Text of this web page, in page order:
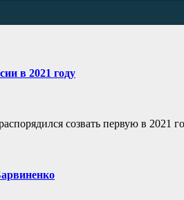
в 2021 году
созвать первую в 2021